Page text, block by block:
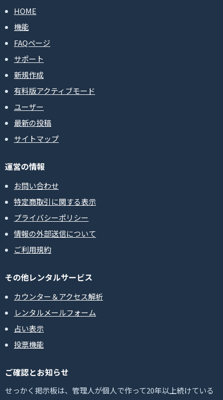
HOME
機能
FAQページ
サポート
新規作成
有料版アクティブモード
ユーザー
最新の投稿
サイトマップ
運営の情報
お問い合わせ
特定商取引に関する表示
プライバシーポリシー
情報の外部送信について
ご利用規約
その他レンタルサービス
カウンター＆アクセス解析
レンタルメールフォーム
占い表示
投票機能
ご確認とお知らせ
せっかく掲示板は、管理人が個人で作って20年以上続けている